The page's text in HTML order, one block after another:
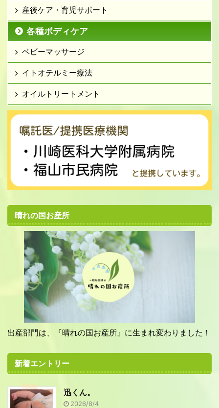
産後ケア・育児サポート
各種ボディケア
ベビーマッサージ
イトオテルミー療法
オイルトリートメント
晴れの国お産所
出産部門は、『晴れの国お産所』に生まれ変わりました！
新着エントリー
迅くん。
2026/8/4